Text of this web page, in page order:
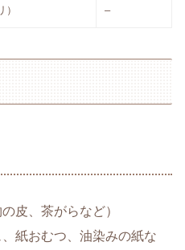
–
皮、茶がらなど）
紙おむつ、油染みの紙な